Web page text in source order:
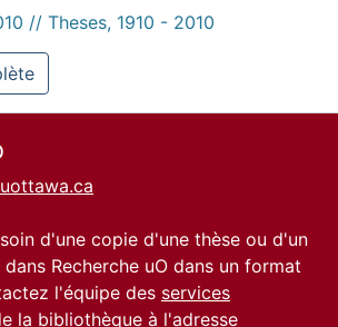
// Theses, 1910 - 2010
d'une copie d'une thèse ou d'un
Recherche uO dans un format
l'équipe des services
la bibliothèque à l'adresse